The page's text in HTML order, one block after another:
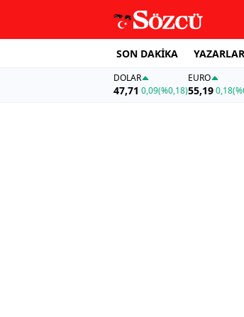
SON DAKİKA YAZARLAR
DOLAR
47,71 0,09(%0,18)
EURO
55,19 0,18